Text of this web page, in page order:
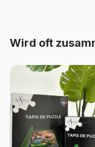
Artikelnummer
EAN
Teileanzahl
Wird oft